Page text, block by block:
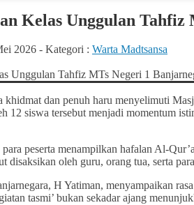
Kelas Unggulan
2026 - Kategori : Warta Madtsansa
dan penuh haru menyelimuti
12 siswa tersebut menjadi momentum
peserta menampilkan hafalan Al-
disaksikan oleh guru, orang tua, serta
H Yatiman, menyampaikan
tasmi’ bukan sekadar ajang